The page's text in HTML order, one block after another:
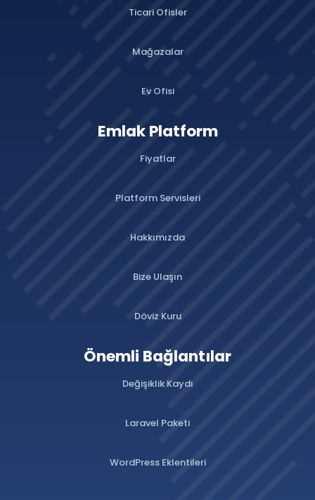
Ticari Ofisler
Mağazalar
Ev Ofisi
Emlak Platform
Fiyatlar
Platform Servisleri
Hakkımızda
Bize Ulaşın
Döviz Kuru
Önemli Bağlantılar
Değişiklik Kaydı
Laravel Paketi
WordPress Eklentileri